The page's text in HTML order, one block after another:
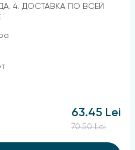
4. ДОСТАВКА ПО ВСЕЙ
63.45 Lei
70.50 Lei